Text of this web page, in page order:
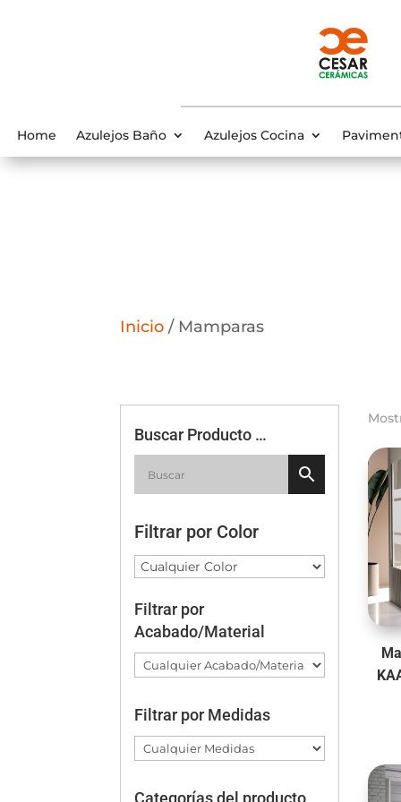
Home Azulejos Baño Azulejos Cocina
Inicio / Mamparas
Buscar Producto …
Filtrar por Color
Filtrar por
Acabado/Material
Filtrar por Medidas
Categorías del producto